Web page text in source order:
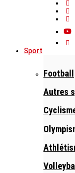
Sport
Football
Autres
Volleyball